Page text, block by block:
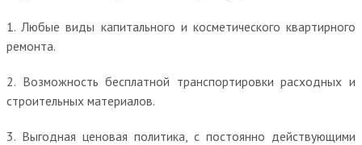
1. Любые виды капитального и косметического квартирного
ремонта.
2. Возможность бесплатной транспортировки расходных и
строительных материалов.
3. Выгодная ценовая политика, с постоянно действующими